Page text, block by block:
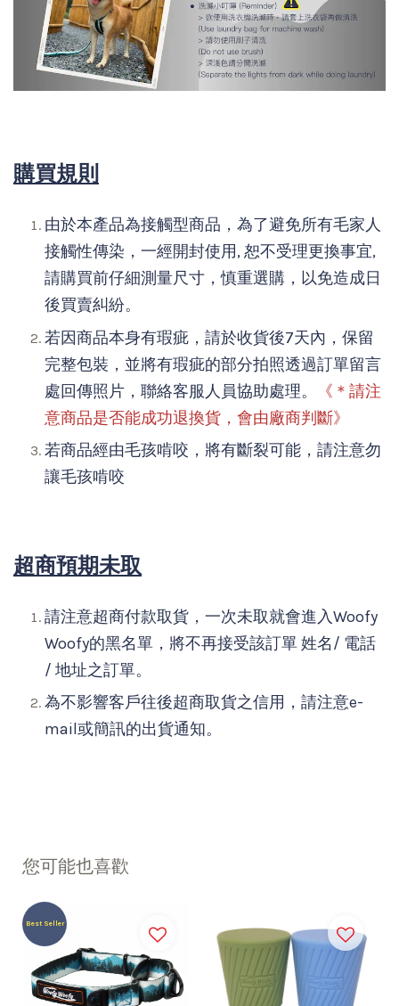
購買規則
由於本產品為接觸型商品，為了避免所有毛家人
接觸性傳染，一經開封使用, 恕不受理更換事宜,
請購買前仔細測量尺寸，慎重選購，以免造成日
後買賣糾紛。
若因商品本身有瑕疵，請於收貨後7天內，保留
完整包裝，並將有瑕疵的部分拍照透過訂單留言
處回傳照片，聯絡客服人員協助處理。
《＊請注
意商品是否能成功退換貨，會由廠商判斷》
若商品經由毛孩啃咬，將有斷裂可能，請注意勿
讓毛孩啃咬
超商預期未取
請注意超商付款取貨，一次未取就會進入Woofy
Woofy的黑名單，將不再接受該訂單 姓名/ 電話
/ 地址之訂單。
為不影響客戶往後超商取貨之信用，請注意e-
mail或簡訊的出貨通知。
您可能也喜歡
Best Seller